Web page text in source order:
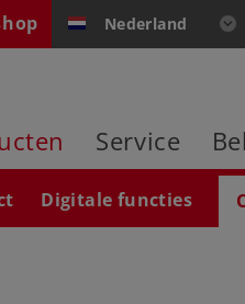
Nederland
Service
Digitale functies